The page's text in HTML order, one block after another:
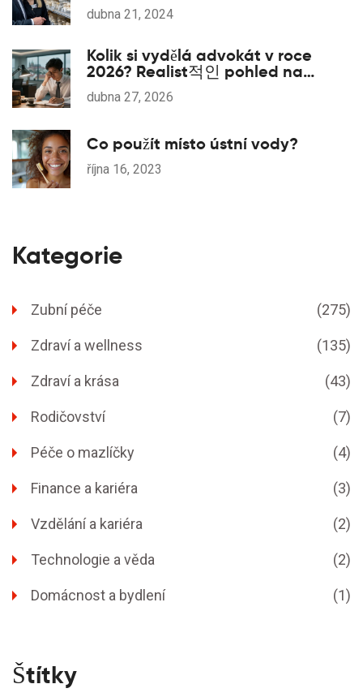
dubna 21, 2024
Kolik si vydělá advokát v roce
2026? Realist적인 pohled na
příjmy v právu
dubna 27, 2026
Co použít místo ústní vody?
října 16, 2023
Kategorie
Zubní péče (275)
Zdraví a wellness (135)
Zdraví a krása (43)
Rodičovství (7)
Péče o mazlíčky (4)
Finance a kariéra (3)
Vzdělání a kariéra (2)
Technologie a věda (2)
Domácnost a bydlení (1)
Štítky